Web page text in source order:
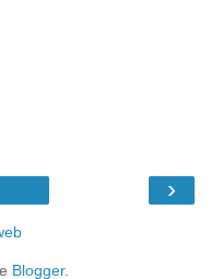
›
Blogger.